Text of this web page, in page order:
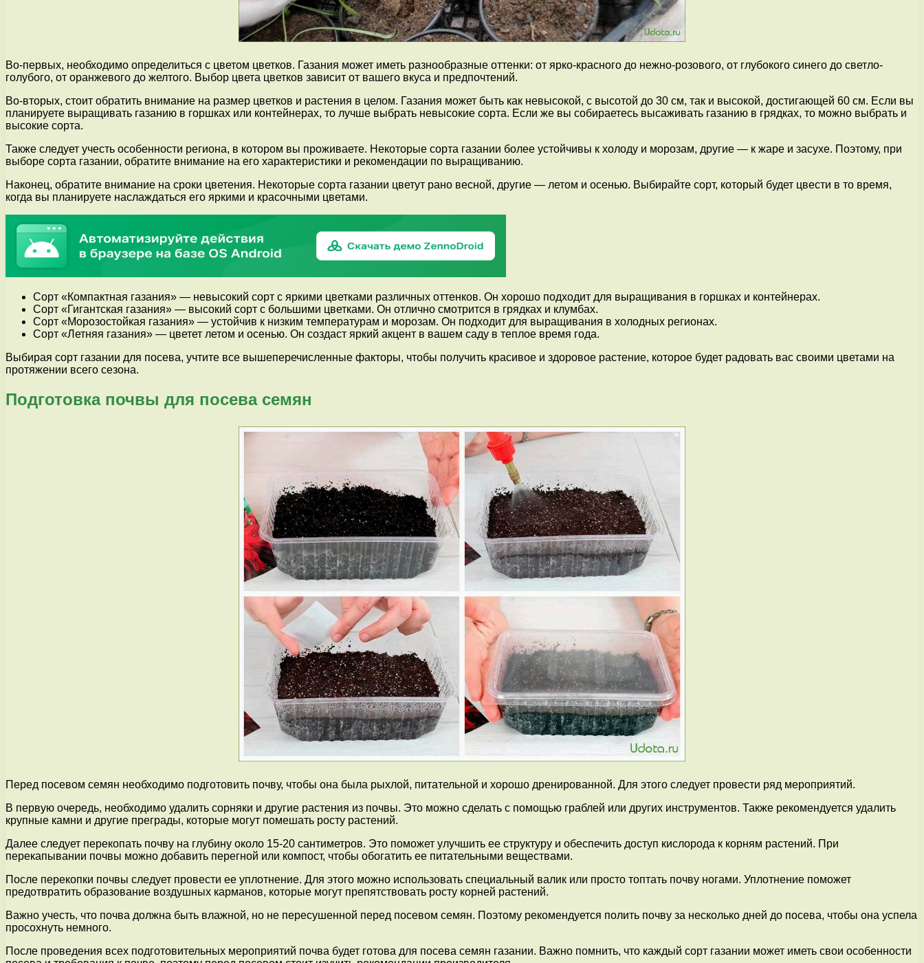
Во-первых, необходимо определиться с цветом цветков. Газания может иметь разнообразные оттенки: от ярко-красного до нежно-розового, от глубокого синего до светло-
голубого, от оранжевого до желтого. Выбор цвета цветков зависит от вашего вкуса и предпочтений.
Во-вторых, стоит обратить внимание на размер цветков и растения в целом. Газания может быть как невысокой, с высотой до 30 см, так и высокой, достигающей 60 см. Если вы
планируете выращивать газанию в горшках или контейнерах, то лучше выбрать невысокие сорта. Если же вы собираетесь высаживать газанию в грядках, то можно выбрать и
высокие сорта.
Также следует учесть особенности региона, в котором вы проживаете. Некоторые сорта газании более устойчивы к холоду и морозам, другие — к жаре и засухе. Поэтому, при
выборе сорта газании, обратите внимание на его характеристики и рекомендации по выращиванию.
Наконец, обратите внимание на сроки цветения. Некоторые сорта газании цветут рано весной, другие — летом и осенью. Выбирайте сорт, который будет цвести в то время,
когда вы планируете наслаждаться его яркими и красочными цветами.
Сорт «Компактная газания» — невысокий сорт с яркими цветками различных оттенков. Он хорошо подходит для выращивания в горшках и контейнерах.
Сорт «Гигантская газания» — высокий сорт с большими цветками. Он отлично смотрится в грядках и клумбах.
Сорт «Морозостойкая газания» — устойчив к низким температурам и морозам. Он подходит для выращивания в холодных регионах.
Сорт «Летняя газания» — цветет летом и осенью. Он создаст яркий акцент в вашем саду в теплое время года.
Выбирая сорт газании для посева, учтите все вышеперечисленные факторы, чтобы получить красивое и здоровое растение, которое будет радовать вас своими цветами на
протяжении всего сезона.
Подготовка почвы для посева семян
Перед посевом семян необходимо подготовить почву, чтобы она была рыхлой, питательной и хорошо дренированной. Для этого следует провести ряд мероприятий.
В первую очередь, необходимо удалить сорняки и другие растения из почвы. Это можно сделать с помощью граблей или других инструментов. Также рекомендуется удалить
крупные камни и другие преграды, которые могут помешать росту растений.
Далее следует перекопать почву на глубину около 15-20 сантиметров. Это поможет улучшить ее структуру и обеспечить доступ кислорода к корням растений. При
перекапывании почвы можно добавить перегной или компост, чтобы обогатить ее питательными веществами.
После перекопки почвы следует провести ее уплотнение. Для этого можно использовать специальный валик или просто топтать почву ногами. Уплотнение поможет
предотвратить образование воздушных карманов, которые могут препятствовать росту корней растений.
Важно учесть, что почва должна быть влажной, но не пересушенной перед посевом семян. Поэтому рекомендуется полить почву за несколько дней до посева, чтобы она успела
просохнуть немного.
После проведения всех подготовительных мероприятий почва будет готова для посева семян газании. Важно помнить, что каждый сорт газании может иметь свои особенности